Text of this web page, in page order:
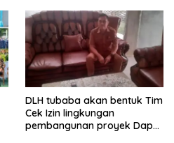
DLH tubaba akan bentuk Tim
Cek Izin lingkungan
pembangunan proyek Dapur